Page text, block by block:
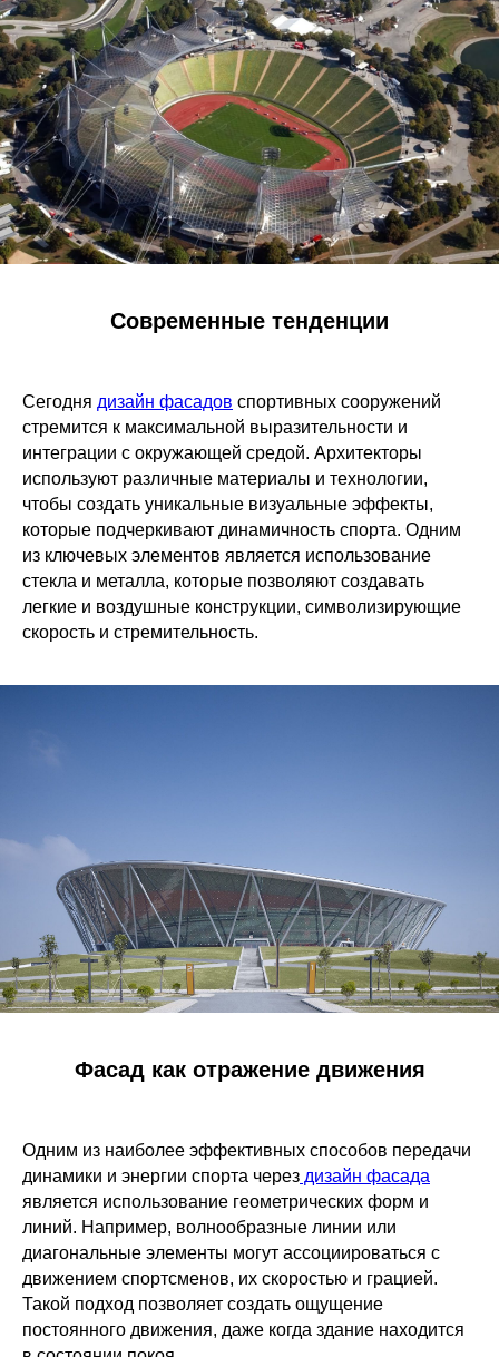
Современные тенденции
Сегодня дизайн фасадов спортивных сооружений
стремится к максимальной выразительности и
интеграции с окружающей средой. Архитекторы
используют различные материалы и технологии,
чтобы создать уникальные визуальные эффекты,
которые подчеркивают динамичность спорта. Одним
из ключевых элементов является использование
стекла и металла, которые позволяют создавать
легкие и воздушные конструкции, символизирующие
скорость и стремительность.
Фасад как отражение движения
Одним из наиболее эффективных способов передачи
динамики и энергии спорта через дизайн фасада
является использование геометрических форм и
линий. Например, волнообразные линии или
диагональные элементы могут ассоциироваться с
движением спортсменов, их скоростью и грацией.
Такой подход позволяет создать ощущение
постоянного движения, даже когда здание находится